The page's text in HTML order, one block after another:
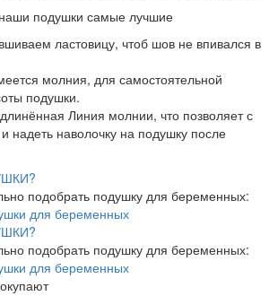
подушки самые лучшие
ластовицу, чтоб шов не впивался в
молния, для самостоятельной
подушки.
Линия молнии, что позволяет с
надеть наволочку на подушку после
подобрать подушку для беременных:
для беременных
подобрать подушку для беременных:
для беременных